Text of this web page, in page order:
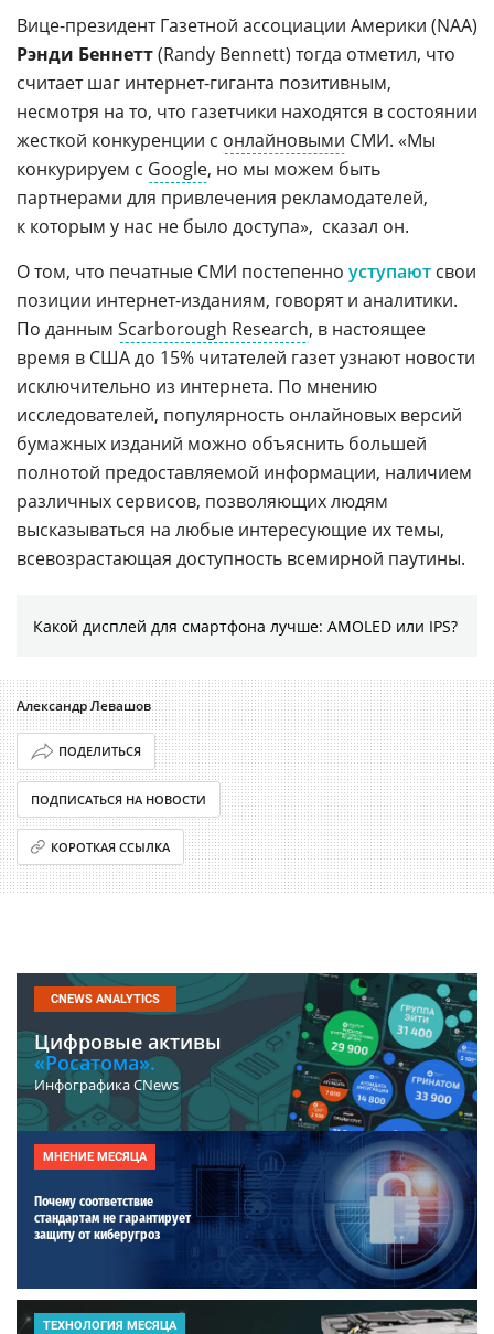
Вице-президентГазетной ассоциации Америки (NAA)
Рэнди Беннетт(Randy Bennett) тогда отметил, что
считает шаг интернет-гиганта позитивным,
несмотря на то, что газетчики находятся в состоянии
жесткой конкуренции с онлайновыми СМИ. «Мы
конкурируем с Google, но мы можем быть
партнерами для привлечения рекламодателей,
к которым у нас не было доступа»,  сказал он.
О том, что печатные СМИ постепенно уступают свои
позиции интернет-изданиям, говорят и аналитики.
По данным Scarborough Research, в настоящее
время в США до 15% читателей газет узнают новости
исключительно из интернета. По мнению
исследователей, популярность онлайновых версий
бумажных изданий можно объяснить большей
полнотой предоставляемой информации, наличием
различных сервисов, позволяющих людям
высказываться на любые интересующие их темы,
всевозрастающая доступность всемирной паутины.
Какой дисплей для смартфона лучше: AMOLED или IPS?
Александр Левашов
ПОДЕЛИТЬСЯ
ПОДПИСАТЬСЯ НА НОВОСТИ
КОРОТКАЯ ССЫЛКА
CNEWS ANALYTICS
Цифровые активы
«Росатома».
Инфографика CNews
МНЕНИЕ МЕСЯЦА
Почему соответствие
стандартам не гарантирует
защиту от киберугроз
ТЕХНОЛОГИЯ МЕСЯЦА